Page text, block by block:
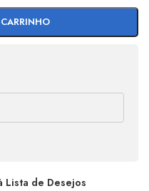
Lista de Desejos